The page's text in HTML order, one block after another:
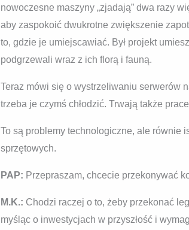
nowoczesne maszyny „zjadają” dwa razy
aby zaspokoić dwukrotne zwiększenie
to, gdzie je umiejscawiać. Był projekt
podgrzewali wraz z ich florą i fauną.
Teraz mówi się o wystrzeliwaniu serwerów
trzeba je czymś chłodzić. Trwają także
To są problemy technologiczne, ale równie
sprzętowych.
PAP: Przepraszam, chcecie przekonywać
M.K.: Chodzi raczej o to, żeby przekonać
myśląc o inwestycjach w przyszłość i